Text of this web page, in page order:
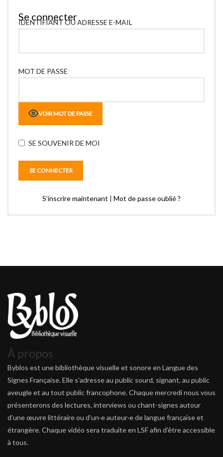
Se connecter
IDENTIFIANT OU ADRESSE E-MAIL
MOT DE PASSE
VOIR MOT DE PASSE
SE SOUVENIR DE MOI
S’inscrire maintenant | Mot de passe oublié ?
À propos
Byblos est une bibliothèque visuelle et sonore en Langue des
Signes Française. Elle s’adresse au public sourd, signant, au public
aveugle et au tout public francophone. Chaque mercredi nous vous
présenterons des lectures, interviews ou chant-signes autour
d’une œuvre littéraire ou d’un·e auteur·e de langue française et
étrangère. Chaque vidéo sera traduite en LSF afin d’être accessible
à tous.